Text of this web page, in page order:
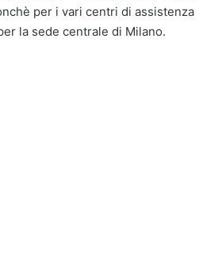
per i vari centri di assistenza
la sede centrale di Milano.